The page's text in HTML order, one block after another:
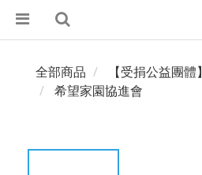
全部商品
【受捐公益團體】
希望家園協進會